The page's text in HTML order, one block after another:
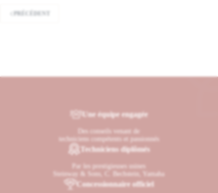
PRÉCÉDENT
Une équipe engagée
Des conseils venant de
techniciens compétents et passionnés
Techniciens diplômés
Par les prestigieuses usines
Steinway & Sons, C. Bechstein, Yamaha
Concessionnaire officiel